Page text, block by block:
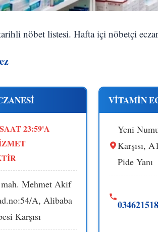
nöbet listesi. Hafta içi nöbetçi
23:59'A
Mehmet Akif
A, Alibaba
Karşısı
VİTAMİN
Yeni
Karşısı,
Pide Yanı